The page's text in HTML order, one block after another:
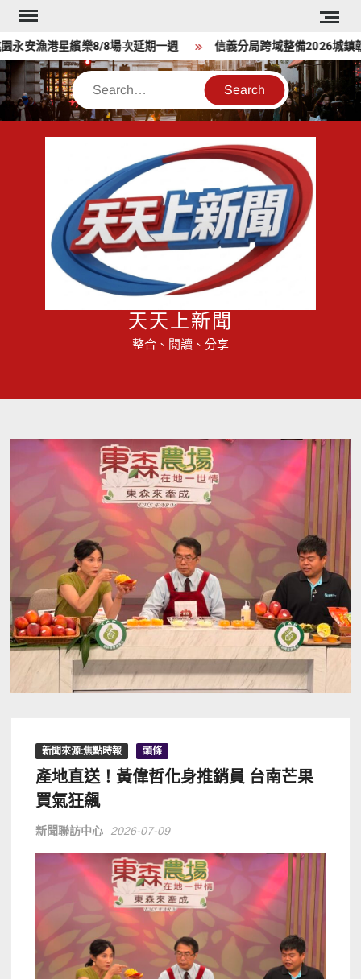
Skip
content
漁港星繽樂8/8場次延期一週 信義分局跨域整備2026城鎮韌
Search
天天上新聞
整合、閱讀、分享
新聞來源:焦點時報 頭條
產地直送！黃偉哲化身推銷員 台南芒果
買氣狂飆
新聞聯訪中心 2026-07-09